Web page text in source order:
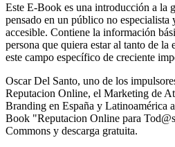
Este E-Book es una introducción a la
pensado en un público no especialista
accesible. Contiene la información
persona que quiera estar al tanto de
este campo específico de creciente
Oscar Del Santo, uno de los
Reputacion Online, el Marketing de
Branding en España y Latinoamérica
Book "Reputacion Online para
Commons y descarga gratuita.